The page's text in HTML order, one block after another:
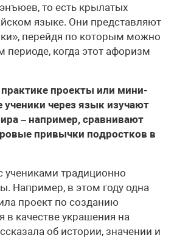
то есть крылатых
языке. Они представляют
перейдя по которым можно
периоде, когда этот афоризм
проекты или мини-
ученики через язык изучают
– например, сравнивают
привычки подростков в
традиционно
Например, в этом году одна
проект по созданию
в качестве украшения на
об истории, значении и